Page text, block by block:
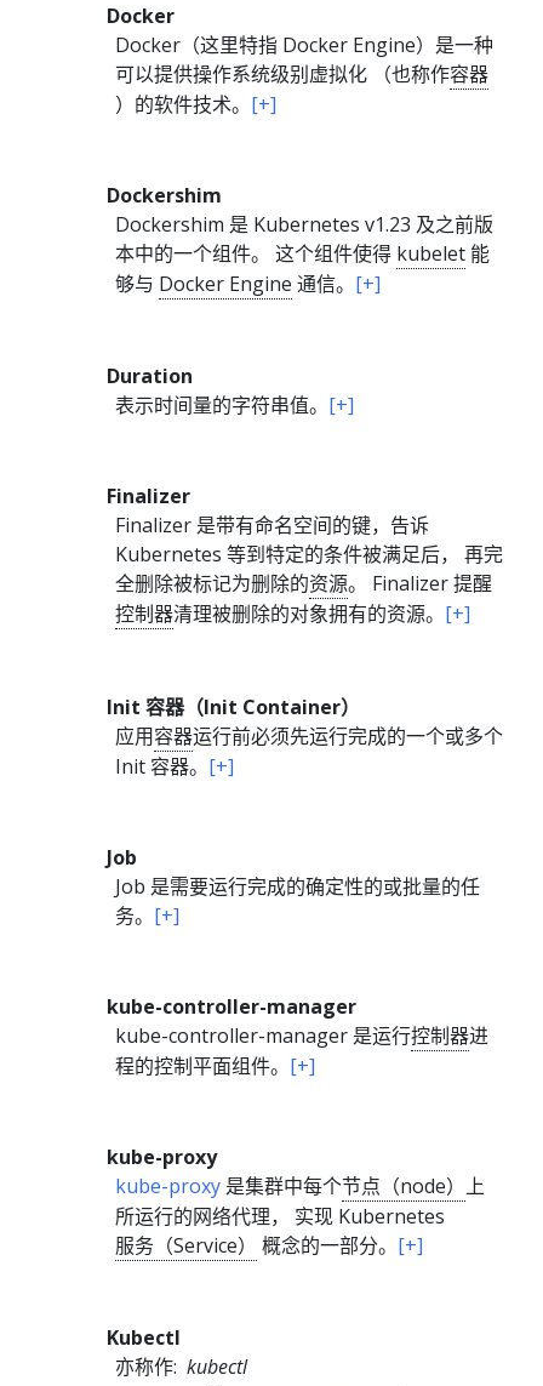
Docker
Docker（这里特指 Docker Engine）是一种
可以提供操作系统级别虚拟化 （也称作容器
）的软件技术。 [+]
Dockershim
Dockershim 是 Kubernetes v1.23 及之前版
本中的一个组件。 这个组件使得 kubelet 能
够与 Docker Engine 通信。 [+]
Duration
表示时间量的字符串值。 [+]
Finalizer
Finalizer 是带有命名空间的键，告诉
Kubernetes 等到特定的条件被满足后， 再完
全删除被标记为删除的资源。 Finalizer 提醒
控制器清理被删除的对象拥有的资源。 [+]
Init 容器（Init Container）
应用容器运行前必须先运行完成的一个或多个
Init 容器。 [+]
Job
Job 是需要运行完成的确定性的或批量的任
务。 [+]
kube-controller-manager
kube-controller-manager 是运行控制器进
程的控制平面组件。 [+]
kube-proxy
kube-proxy 是集群中每个节点（node） 上
所运行的网络代理， 实现 Kubernetes
服务（Service）
概念的一部分。 [+]
Kubectl
亦称作: kubectl